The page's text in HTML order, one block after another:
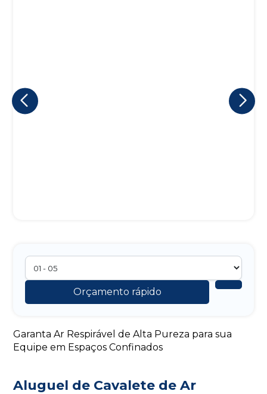
Orçamento rápido
Garanta Ar Respirável de Alta Pureza para sua
Equipe em Espaços Confinados
Aluguel de Cavalete de Ar